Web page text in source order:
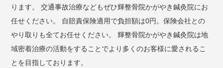
ります。 交通事故治療などもぜひ輝整骨院かがやき鍼灸院にお
任せください。 自賠責保険適用で負担額は0円。保険会社との
やり取りも全てお任せください。 輝整骨院かがやき鍼灸院は地
域密着治療の活動をすることでより多くのお客様に愛されるこ
とを目指しております。